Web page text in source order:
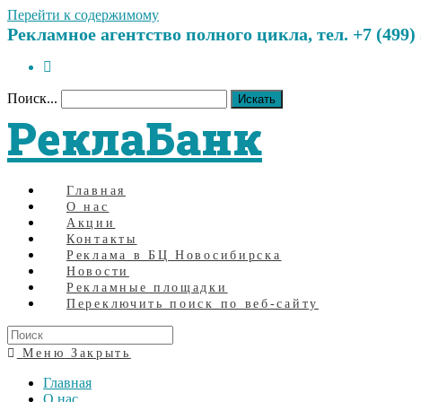
Перейти к содержимому
Рекламное агентство полного цикла, тел. +7
Поиск... Искать
РеклаБанк
Главная
О нас
Акции
Контакты
Реклама в БЦ Новосибирска
Новости
Рекламные площадки
Переключить поиск по веб-сайту
Меню Закрыть
Главная
О нас